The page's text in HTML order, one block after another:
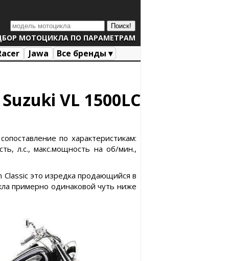
МОТОЦИКЛА ПО ПАРАМЕТРАМ
Jawa Все бренды ▾
VL 1500LC
по характеристикам:
л.с., макс.мощность на об/мин.,
Classic это изредка продающийся в
примерно одинаковой чуть ниже